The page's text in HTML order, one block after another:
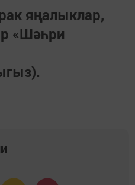
яңалыклар,
«Шәһри